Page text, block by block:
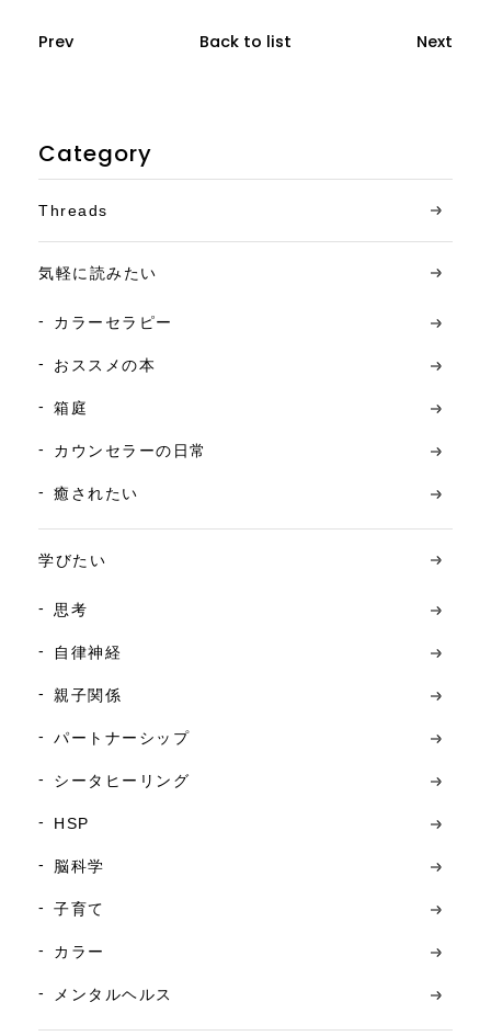
Prev Back to list Next
Category
Threads
気軽に読みたい
カラーセラピー
おススメの本
箱庭
カウンセラーの日常
癒されたい
学びたい
思考
自律神経
親子関係
パートナーシップ
シータヒーリング
HSP
脳科学
子育て
カラー
メンタルヘルス